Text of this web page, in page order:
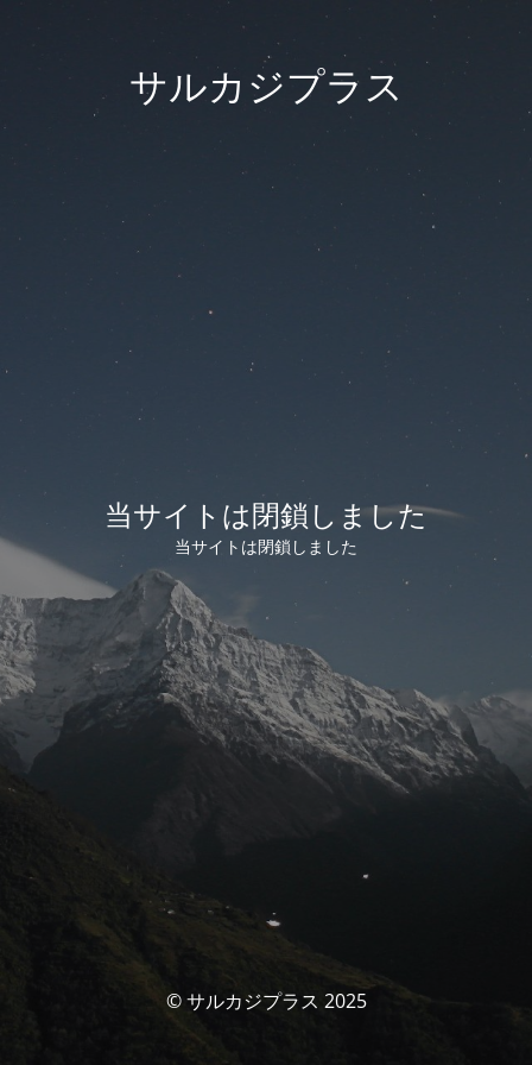
サルカジプラス
当サイトは閉鎖しました
当サイトは閉鎖しました
© サルカジプラス 2025